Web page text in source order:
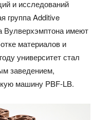
и исследований
группа Additive
Вулверхэмптона имеют
материалов и
университет стал
заведением,
машину PBF-LB.